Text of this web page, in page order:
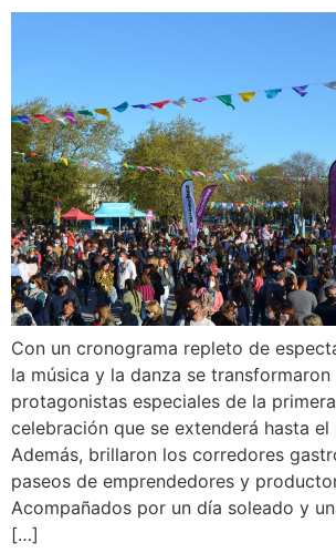
Con un cronograma repleto de
la música y la danza se transformaron
protagonistas especiales de la
celebración que se extenderá hasta el
Además, brillaron los corredores
paseos de emprendedores y
Acompañados por un día soleado y
[…]